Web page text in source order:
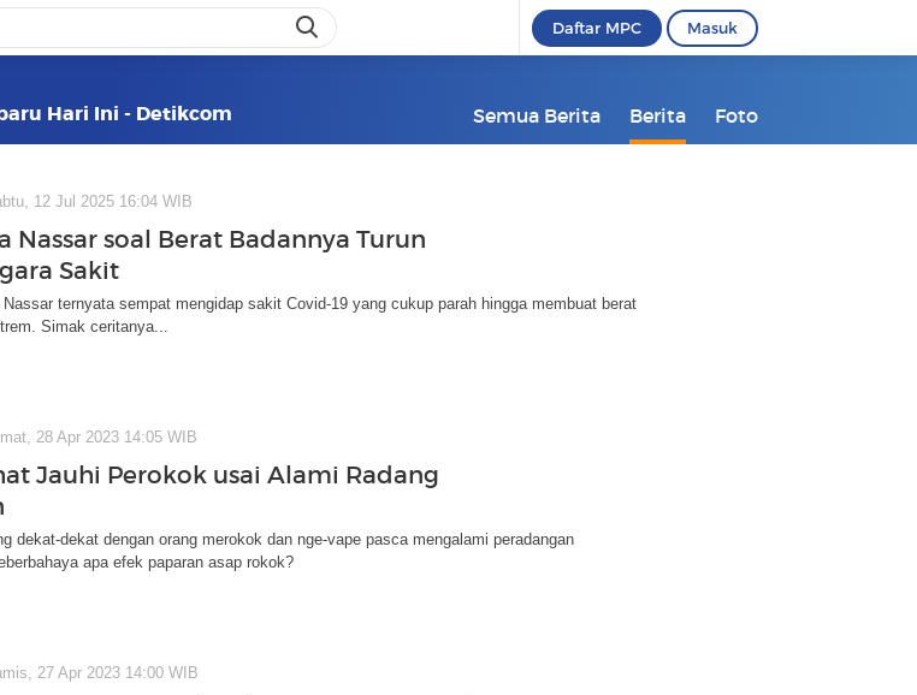
Daftar MPC Masuk
Hari Ini - Detikcom Semua Berita Berita Foto
12 Jul 2025 16:04 WIB
Nassar soal Berat Badannya Turun
Sakit
Nassar ternyata sempat mengidap sakit Covid-19 yang cukup parah hingga membuat berat
Simak ceritanya...
28 Apr 2023 14:05 WIB
Jauhi Perokok usai Alami Radang
dekat-dekat dengan orang merokok dan nge-vape pasca mengalami peradangan
apa efek paparan asap rokok?
27 Apr 2023 14:00 WIB